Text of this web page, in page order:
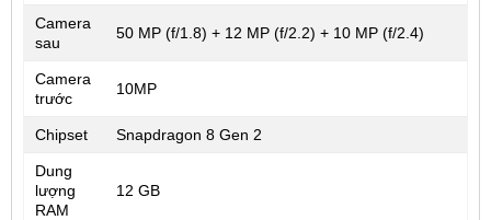
Camera
sau
50 MP (f/1.8) + 12 MP (f/2.2) + 10 MP (f/2.4)
Camera
trước
10MP
Chipset Snapdragon 8 Gen 2
Dung
lượng
RAM
12 GB